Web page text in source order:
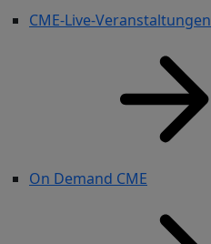
CME-Live-Veranstaltungen
On Demand CME